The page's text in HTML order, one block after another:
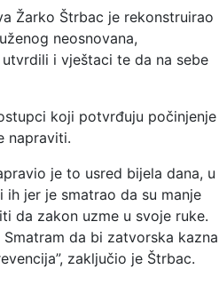
Žarko Štrbac je rekonstruirao
neosnovana,
i vještaci te da na sebe
koji potvrđuju počinjenje
napraviti.
je to usred bijela dana, u
jer je smatrao da su manje
da zakon uzme u svoje ruke.
da bi zatvorska kazna
zaključio je Štrbac.